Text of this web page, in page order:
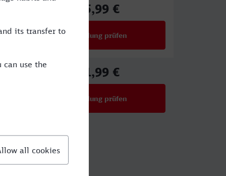
55,99 €
Verbindung prüfen
61,99 €
Verbindung prüfen